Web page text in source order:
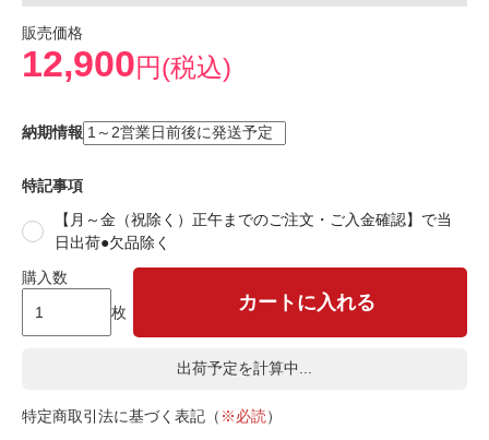
販売価格
12,900円(税込)
納期情報
特記事項
【月～金（祝除く）正午までのご注文・ご入金確認】で当
日出荷●欠品除く
購入数
枚
カートに入れる
出荷予定を計算中...
特定商取引法に基づく表記（ ※必読）